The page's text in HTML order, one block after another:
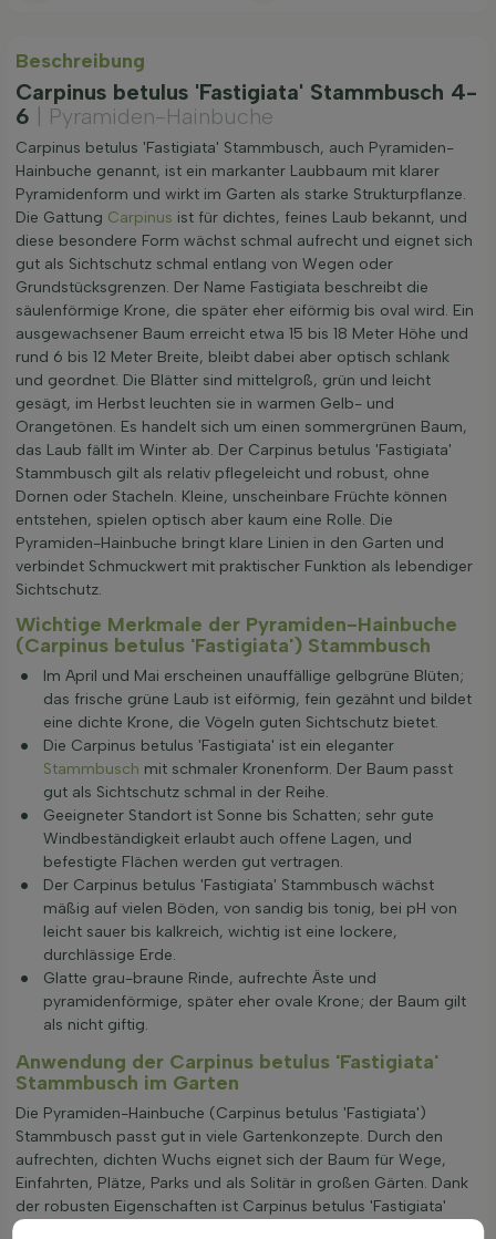
Beschreibung
Carpinus betulus 'Fastigiata' Stammbusch 4-
6
| Pyramiden-Hainbuche
Carpinus betulus 'Fastigiata' Stammbusch, auch Pyramiden-
Hainbuche genannt, ist ein markanter Laubbaum mit klarer
Pyramidenform und wirkt im Garten als starke Strukturpflanze.
Die Gattung Carpinus ist für dichtes, feines Laub bekannt, und
diese besondere Form wächst schmal aufrecht und eignet sich
gut als Sichtschutz schmal entlang von Wegen oder
Grundstücksgrenzen. Der Name Fastigiata beschreibt die
säulenförmige Krone, die später eher eiförmig bis oval wird. Ein
ausgewachsener Baum erreicht etwa 15 bis 18 Meter Höhe und
rund 6 bis 12 Meter Breite, bleibt dabei aber optisch schlank
und geordnet. Die Blätter sind mittelgroß, grün und leicht
gesägt, im Herbst leuchten sie in warmen Gelb- und
Orangetönen. Es handelt sich um einen sommergrünen Baum,
das Laub fällt im Winter ab. Der Carpinus betulus 'Fastigiata'
Stammbusch gilt als relativ pflegeleicht und robust, ohne
Dornen oder Stacheln. Kleine, unscheinbare Früchte können
entstehen, spielen optisch aber kaum eine Rolle. Die
Pyramiden-Hainbuche bringt klare Linien in den Garten und
verbindet Schmuckwert mit praktischer Funktion als lebendiger
Sichtschutz.
Wichtige Merkmale der Pyramiden-Hainbuche
(Carpinus betulus 'Fastigiata') Stammbusch
Im April und Mai erscheinen unauffällige gelbgrüne Blüten;
das frische grüne Laub ist eiförmig, fein gezähnt und bildet
eine dichte Krone, die Vögeln guten Sichtschutz bietet.
Die Carpinus betulus 'Fastigiata' ist ein eleganter
Stammbusch mit schmaler Kronenform. Der Baum passt
gut als Sichtschutz schmal in der Reihe.
Geeigneter Standort ist Sonne bis Schatten; sehr gute
Windbeständigkeit erlaubt auch offene Lagen, und
befestigte Flächen werden gut vertragen.
Der Carpinus betulus 'Fastigiata' Stammbusch wächst
mäßig auf vielen Böden, von sandig bis tonig, bei pH von
leicht sauer bis kalkreich, wichtig ist eine lockere,
durchlässige Erde.
Glatte grau-braune Rinde, aufrechte Äste und
pyramidenförmige, später eher ovale Krone; der Baum gilt
als nicht giftig.
Anwendung der Carpinus betulus 'Fastigiata'
Stammbusch im Garten
Die Pyramiden-Hainbuche (Carpinus betulus 'Fastigiata')
Stammbusch passt gut in viele Gartenkonzepte. Durch den
aufrechten, dichten Wuchs eignet sich der Baum für Wege,
Einfahrten, Plätze, Parks und als Solitär in großen Gärten. Dank
der robusten Eigenschaften ist Carpinus betulus 'Fastigiata'